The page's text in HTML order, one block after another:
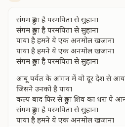
संगम हुआ है परमपिता से सुहाना
संगम हुआ है परमपिता से सुहाना
पाया है हमने ये एक अनमोल खजाना
पाया है हमने ये एक अनमोल खजाना
संगम हुआ है परमपिता से सुहाना
आबू पर्वत के आंगन में वो दूर देश से आया
जिसने उनको है पाया
कल्प बाद फिर से हुआ शिव का धरा पे
संगम हुआ है परमपिता से सुहाना
पाया है हमने ये एक अनमोल खजाना